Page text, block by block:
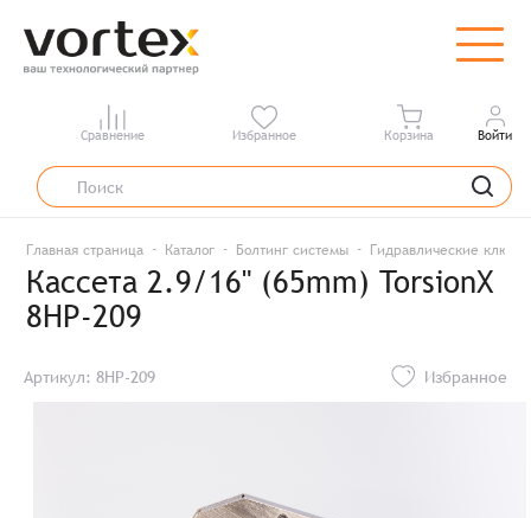
Сравнение Избранное Корзина Войти
Главная страница Каталог Болтинг системы Гидравлические ключи
Кассета 2.9/16" (65mm) TorsionX
8HP-209
Артикул: 8HP-209 Избранное